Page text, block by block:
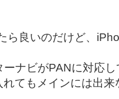
ら良いのだけど、
ナビがPANに対応